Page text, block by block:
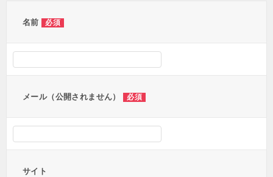
名前 必須
メール（公開されません） 必須
サイト